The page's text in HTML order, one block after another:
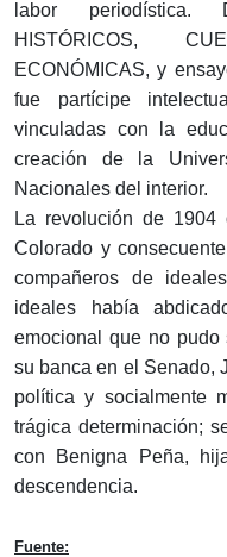
labor periodística.
HISTÓRICOS,
ECONÓMICAS, y
fue partícipe
vinculadas con la
creación de la
Nacionales del interior.
La revolución de
Colorado y
compañeros de
ideales había
emocional que no pudo
su banca en el Senado,
política y socialmente
trágica determinación;
con Benigna Peña,
descendencia.
Fuente: